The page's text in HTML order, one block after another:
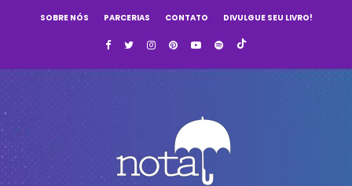
SOBRE NÓS PARCERIAS CONTATO DIVULGUE SEU LIVRO!